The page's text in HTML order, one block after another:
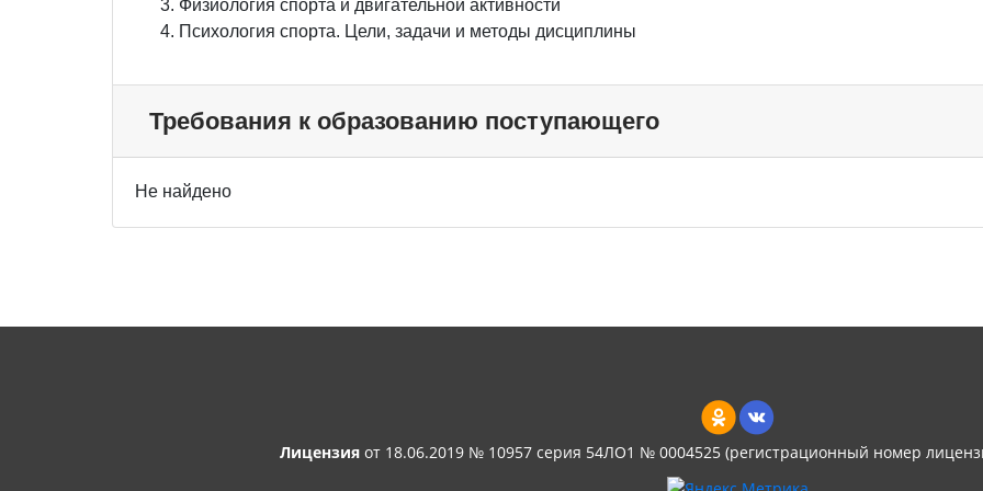
Физиология спорта и двигательной активности
Психология спорта. Цели, задачи и методы дисциплины
Требования к образованию поступающего
Не найдено
Лицензия от 18.06.2019 № 10957 серия 54ЛО1 № 0004525 (регистрационный номер